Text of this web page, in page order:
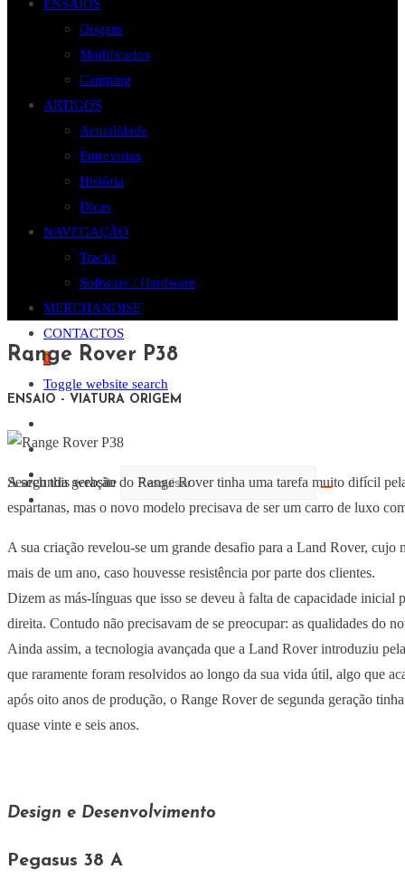
ENSAIOS
Origem
Modificados
Camping
ARTIGOS
Actualidade
Entrevistas
História
Dicas
NAVEGAÇÃO
Tracks
Software / Hardware
MERCHANDISE
CONTACTOS
0
Toggle website search
Search this website
Range Rover P38
ENSAIO - VIATURA ORIGEM
A segunda geração do Range Rover tinha uma tarefa muito difícil
espartanas, mas o novo modelo precisava de ser um carro de luxo
A sua criação revelou-se um grande desafio para a Land Rover,
mais de um ano, caso houvesse resistência por parte dos clientes.
Dizem as más-línguas que isso se deveu à falta de capacidade inicial
direita. Contudo não precisavam de se preocupar: as qualidades do
Ainda assim, a tecnologia avançada que a Land Rover introduziu
que raramente foram resolvidos ao longo da sua vida útil, algo que
após oito anos de produção, o Range Rover de segunda geração
quase vinte e seis anos.
Design e Desenvolvimento
Pegasus 38 A